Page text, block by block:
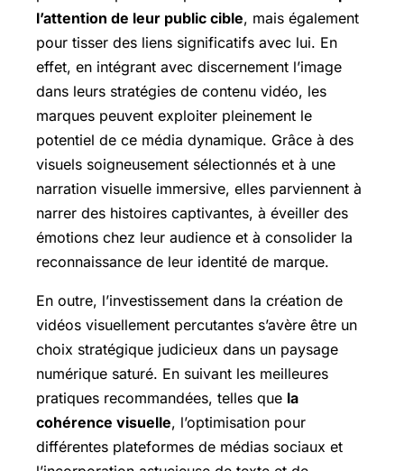
l’attention de leur public cible, mais également
pour tisser des liens significatifs avec lui. En
effet, en intégrant avec discernement l’image
dans leurs stratégies de contenu vidéo, les
marques peuvent exploiter pleinement le
potentiel de ce média dynamique. Grâce à des
visuels soigneusement sélectionnés et à une
narration visuelle immersive, elles parviennent à
narrer des histoires captivantes, à éveiller des
émotions chez leur audience et à consolider la
reconnaissance de leur identité de marque.
En outre, l’investissement dans la création de
vidéos visuellement percutantes s’avère être un
choix stratégique judicieux dans un paysage
numérique saturé. En suivant les meilleures
pratiques recommandées, telles que la
cohérence visuelle, l’optimisation pour
différentes plateformes de médias sociaux et